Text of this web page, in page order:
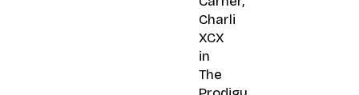
Charli
XCX
in
The